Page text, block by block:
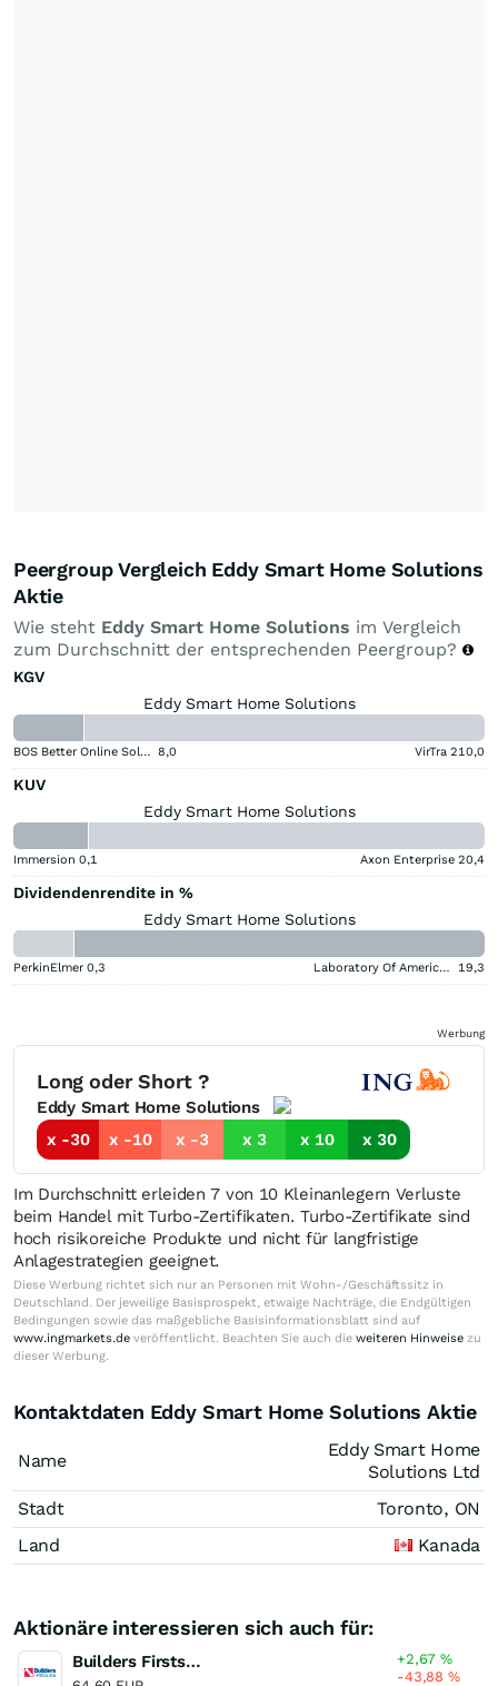
Peergroup Vergleich Eddy Smart Home Solutions
Aktie
Wie steht Eddy Smart Home Solutions im Vergleich
zum Durchschnitt der entsprechenden Peergroup?
KGV
Eddy Smart Home Solutions
BOS Better Online Solutions 8,0 VirTra 210,0
KUV
Eddy Smart Home Solutions
Immersion 0,1 Axon Enterprise 20,4
Dividendenrendite in %
Eddy Smart Home Solutions
PerkinElmer 0,3 Laboratory Of America Holdings 19,3
Werbung
Long oder Short ?
Eddy Smart Home Solutions
x -30
x -10 x -3 x 3 x 10 x 30
Im Durchschnitt erleiden 7 von 10 Kleinanlegern Verluste
beim Handel mit Turbo-Zertifikaten. Turbo-Zertifikate sind
hoch risikoreiche Produkte und nicht für langfristige
Anlagestrategien geeignet.
Diese Werbung richtet sich nur an Personen mit Wohn-/Geschäftssitz in
Deutschland. Der jeweilige Basisprospekt, etwaige Nachträge, die Endgültigen
Bedingungen sowie das maßgebliche Basisinformationsblatt sind auf
www.ingmarkets.de veröffentlicht. Beachten Sie auch die weiteren Hinweise zu
dieser Werbung.
Kontaktdaten Eddy Smart Home Solutions Aktie
Name
Eddy Smart Home
Solutions Ltd
Stadt
Toronto, ON
Land
Kanada
Aktionäre interessieren sich auch für:
Builders Firstsource +2,67%
-43,88%